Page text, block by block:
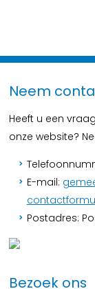
Neem
Heeft u een
onze website?
E-mail:
Postadres:
Bezoek ons